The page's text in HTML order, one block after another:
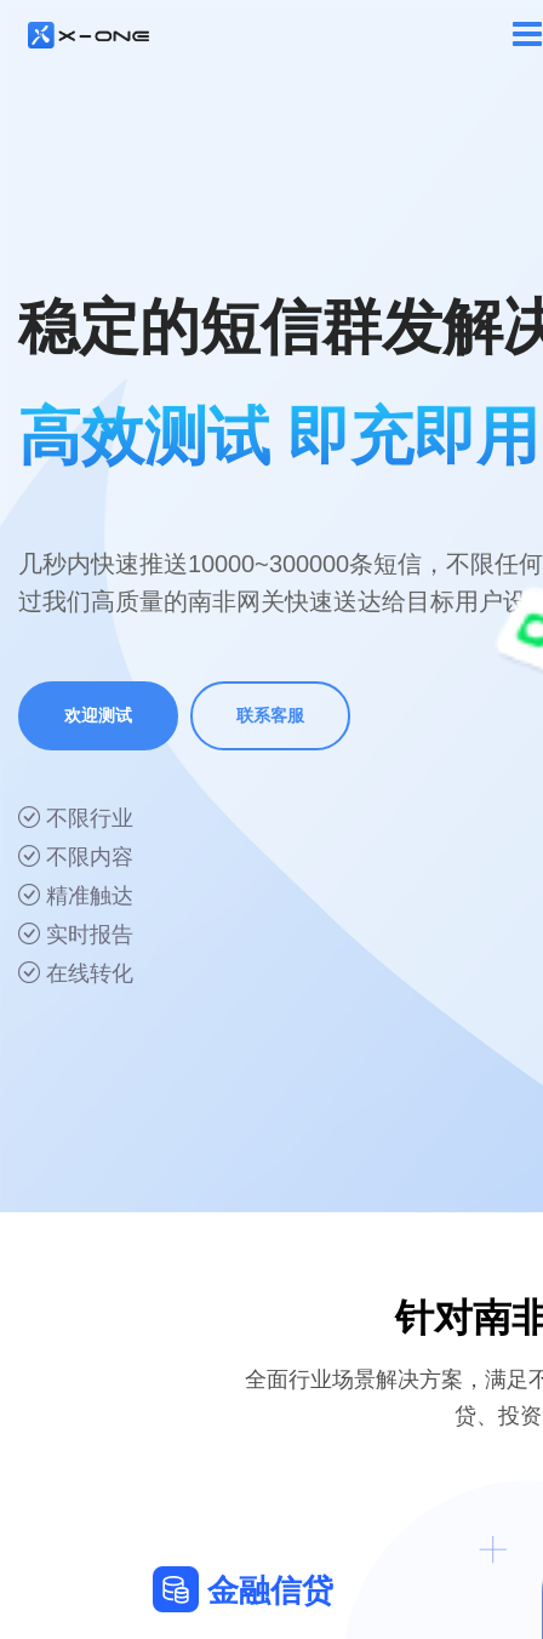
稳定的短信群发解
高效测试 即充即用
几秒内快速推送10000~300000条短信，不限任
过我们高质量的南非网关快速送达给目标用户设
欢迎测试 联系客服
不限行业
不限内容
精准触达
实时报告
在线转化
针对南
全面行业场景解决方案，满足
贷、投
金融信贷